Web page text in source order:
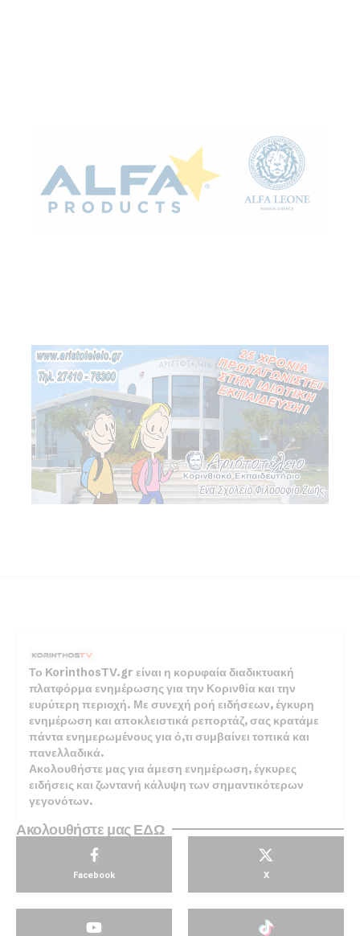
Το KorinthosTV.gr είναι η κορυφαία διαδικτυακή
πλατφόρμα ενημέρωσης για την Κορινθία και την
ευρύτερη περιοχή. Με συνεχή ροή ειδήσεων, έγκυρη
ενημέρωση και αποκλειστικά ρεπορτάζ, σας κρατάμε
πάντα ενημερωμένους για ό,τι συμβαίνει τοπικά και
πανελλαδικά.
Ακολουθήστε μας για άμεση ενημέρωση, έγκυρες
ειδήσεις και ζωντανή κάλυψη των σημαντικότερων
γεγονότων.
Ακολουθήστε μας ΕΔΩ
Facebook X